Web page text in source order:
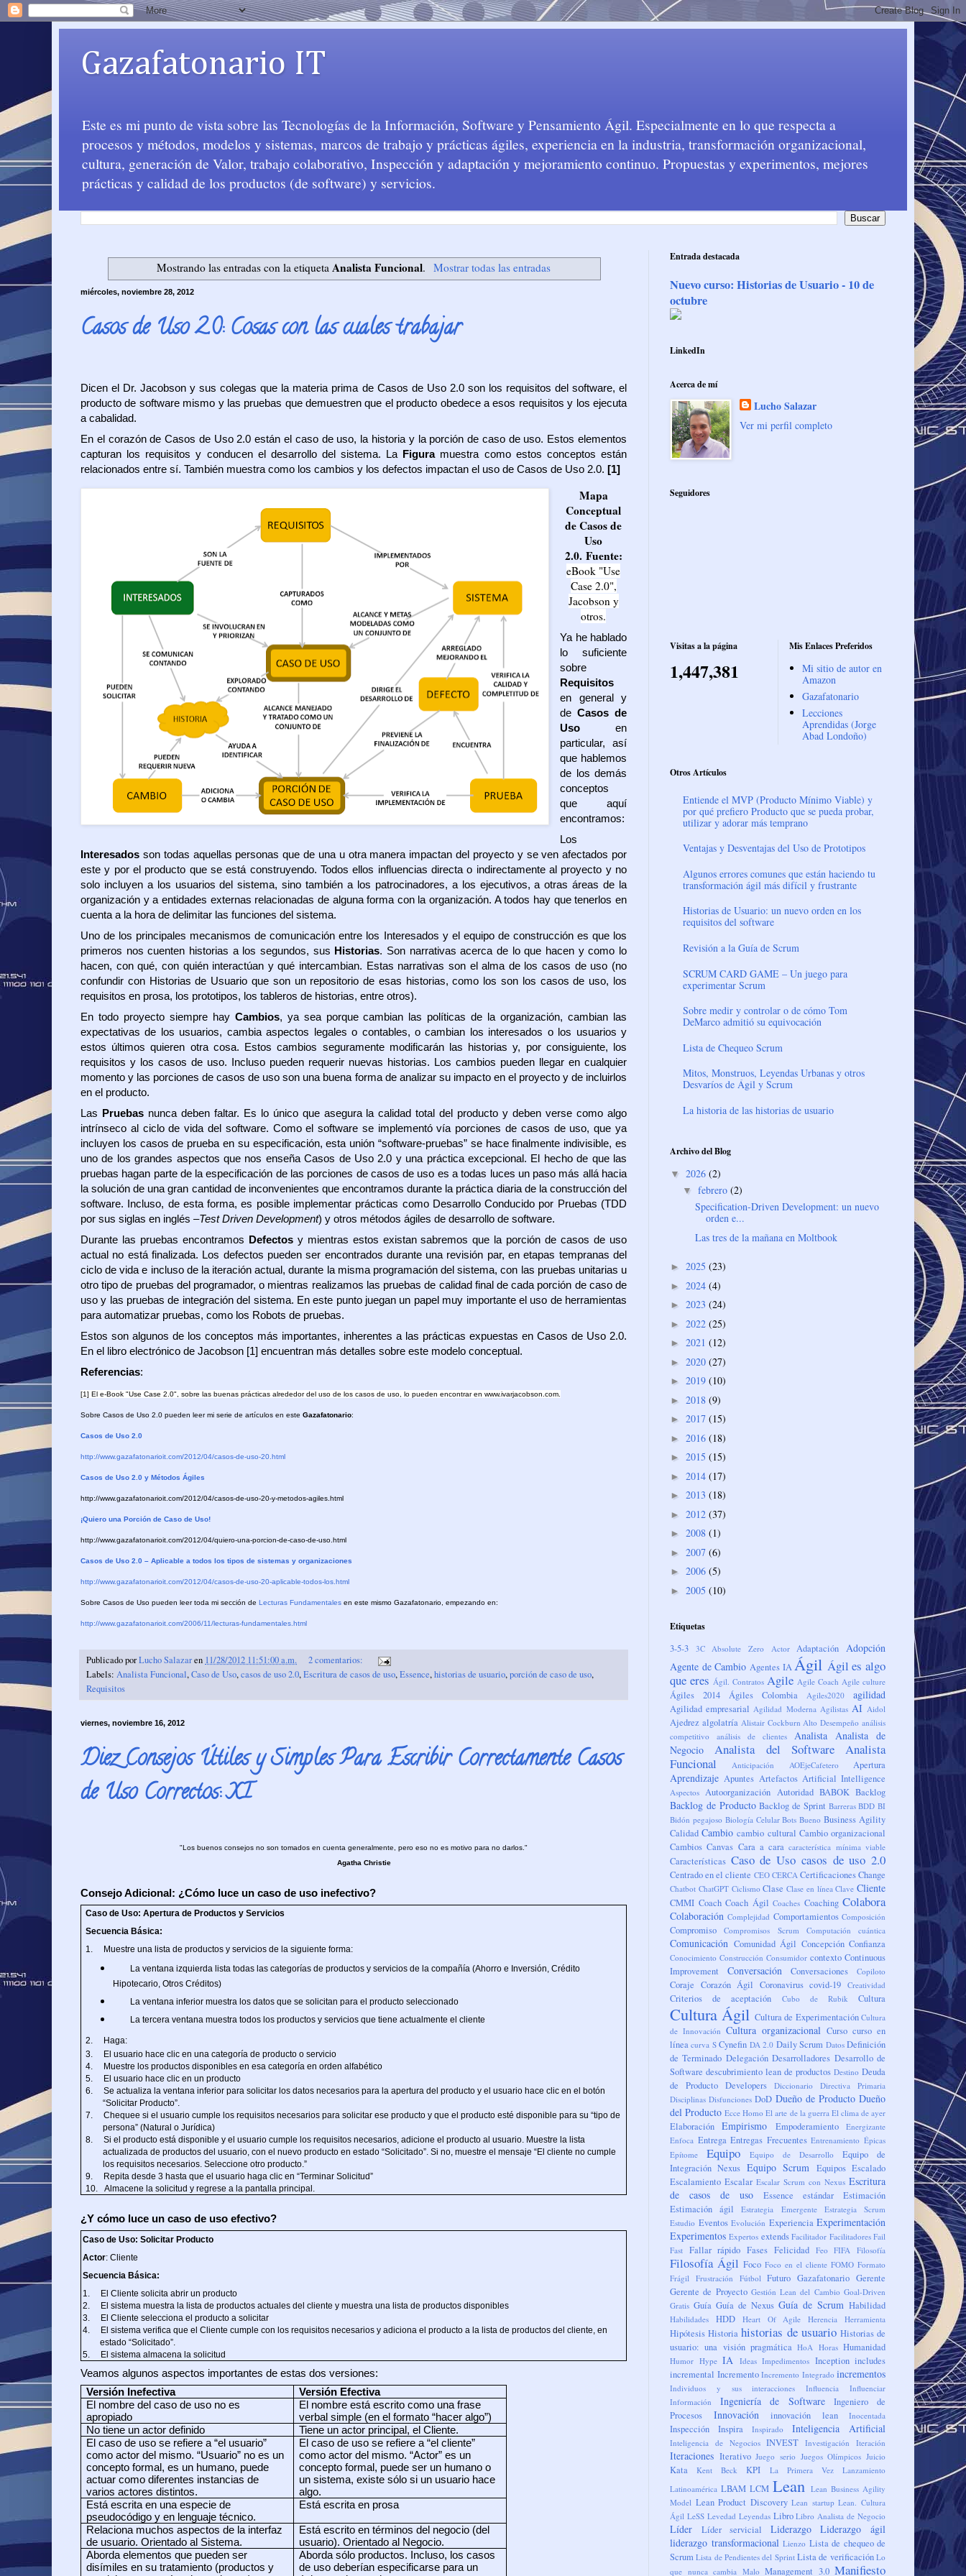
Gazafatonario IT
Este es mi punto de vista sobre las Tecnologías de la Información, Software y Pensamiento Ágil. Especialmente en lo que respecta a
procesos y métodos, modelos y sistemas, marcos de trabajo y prácticas ágiles, experiencia en la industria, transformación organizacional,
cultura, generación de Valor, trabajo colaborativo, Inspección y adaptación y mejoramiento continuo. Propuestas y experimentos, mejores
prácticas y calidad de los productos (de software) y servicios.
Mostrando las entradas con la etiquetaAnalista Funcional. Mostrar todas las entradas
miércoles, noviembre 28, 2012
Casos de Uso 2.0: Cosas con las cuales trabajar
Dicen el Dr. Jacobson y sus colegas que la materia prima de Casos de Uso 2.0 son los requisitos del software, el
producto de software mismo y las pruebas que demuestren que el producto obedece a esos requisitos y los ejecuta
a cabalidad.
En el corazón de Casos de Uso 2.0 están el caso de uso, la historia y la porción de caso de uso. Estos elementos
capturan los requisitos y conducen el desarrollo del sistema. La Figura muestra como estos conceptos están
relacionados entre sí. También muestra como los cambios y los defectos impactan el uso de Casos de Uso 2.0. [1]
Mapa
Conceptual
de Casos de
Uso
2.0. Fuente:
eBook "Use
Case 2.0",
Jacobson y
otros.
Ya he hablado
lo suficiente
sobre
Requisitos
en general y
deCasos de
Uso en
particular, así
que hablemos
de los demás
conceptos
que aquí
encontramos:
Los
Interesados son todas aquellas personas que de una u otra manera impactan del proyecto y se ven afectados por
este y por el producto que se está construyendo. Todos ellos influencias directa o indirectamente al proyecto y no
solo incluyen a los usuarios del sistema, sino también a los patrocinadores, a los ejecutivos, a otras áreas de la
organización y a entidades externas relacionadas de alguna forma con la organización. A todos hay que tenerlos en
cuenta a la hora de delimitar las funciones del sistema.
Uno de los principales mecanismos de comunicación entre los Interesados y el equipo de construcción es que los
primeros nos cuenten historias a los segundos, sus Historias. Son narrativas acerca de lo que hacen y como lo
hacen, con qué, con quién interactúan y qué intercambian. Estas narrativas son el alma de los casos de uso (no
confundir con Historias de Usuario que son un repositorio de esas historias, como los son los casos de uso, los
requisitos en prosa, los prototipos, los tableros de historias, entre otros).
En todo proyecto siempre hay Cambios, ya sea porque cambian las políticas de la organización, cambian las
expectativas de los usuarios, cambia aspectos legales o contables, o cambian los interesados o los usuarios y
estos últimos quieren otra cosa. Estos cambios seguramente modificarán las historias y, por consiguiente, los
requisitos y los casos de uso. Incluso pueden requerir nuevas historias. Los cambios pueden llegar en cualquier
momento y las porciones de casos de uso son una buena forma de analizar su impacto en el proyecto y de incluirlos
en el producto.
Las Pruebasnunca deben faltar. Es lo único que asegura la calidad total del producto y deben verse como algo
intrínseco al ciclo de vida del software. Como el software se implementó vía porciones de casos de uso, que ya
incluyen los casos de prueba en su especificación, esta unión “software-pruebas” se hace finalmente indivisible, es
uno de los grandes aspectos que nos enseña Casos de Uso 2.0 y una práctica excepcional. El hecho de que las
pruebas hagan parte de la especificación de las porciones de casos de uso es a todas luces un paso más allá hacia
la solución de una gran cantidad de inconvenientes que encontramos durante la práctica diaria de la construcción del
software. Incluso, de esta forma, es posible implementar prácticas como Desarrollo Conducido por Pruebas (TDD
por sus siglas en inglés –Test Driven Development) y otros métodos ágiles de desarrollo de software.
Durante las pruebas encontramos Defectosy mientras estos existan sabremos que la porción de casos de uso
actual no está finalizada. Los defectos pueden ser encontrados durante una revisión par, en etapas tempranas del
ciclo de vida e incluso de la iteración actual, durante la misma programación del sistema, con las pruebas unitarias u
otro tipo de pruebas del programador, o mientras realizamos las pruebas de calidad final de cada porción de caso de
uso y las pruebas de integración del sistema. En este punto juegan un papel muy importante el uso de herramientas
para automatizar pruebas, como los Robots de pruebas.
Estos son algunos de los conceptos más importantes, inherentes a las prácticas expuestas en Casos de Uso 2.0.
En el libro electrónico de Jacobson [1] encuentran más detalles sobre este modelo conceptual.
Referencias:
[1] El e-Book "Use Case 2.0", sobre las buenas prácticas alrededor del uso de los casos de uso, lo pueden encontrar en www.ivarjacobson.com.
Sobre Casos de Uso 2.0 pueden leer mi serie de artículos en este Gazafatonario:
Casos de Uso 2.0
http://www.gazafatonarioit.com/2012/04/casos-de-uso-20.html
Casos de Uso 2.0 y Métodos Ágiles
http://www.gazafatonarioit.com/2012/04/casos-de-uso-20-y-metodos-agiles.html
¡Quiero una Porción de Caso de Uso!
http://www.gazafatonarioit.com/2012/04/quiero-una-porcion-de-caso-de-uso.html
Casos de Uso 2.0 – Aplicable a todos los tipos de sistemas y organizaciones
http://www.gazafatonarioit.com/2012/04/casos-de-uso-20-aplicable-todos-los.html
Sobre Casos de Uso pueden leer toda mi sección de Lecturas Fundamentales en este mismo Gazafatonario, empezando en:
http://www.gazafatonarioit.com/2006/11/lecturas-fundamentales.html
Publicado porLucho Salazaren 11/28/2012 11:51:00 a.m.
2 comentarios:
Labels: Analista Funcional,Caso de Uso,casos de uso 2.0,Escritura de casos de uso,Essence,historias de usuario,porción de caso de uso,
Requisitos
viernes, noviembre 16, 2012
Diez Consejos Útiles y Simples Para Escribir Correctamente Casos
de Uso Correctos: XI
"Los buenos consejos no son tomados en cuenta generalmente, pero eso no es motivo para no darlos."
Agatha Christie
Consejo Adicional: ¿Cómo luce un caso de uso inefectivo?
Caso de Uso: Apertura de Productos y Servicios
Secuencia Básica:
1.
Muestre una lista de productos y servicios de la siguiente forma:
La ventana izquierda lista todas las categorías de productos y servicios de la compañía (Ahorro e Inversión, Crédito
Hipotecario, Otros Créditos)
La ventana inferior muestra los datos que se solicitan para el producto seleccionado
La tercera ventana muestra todos los productos y servicios que tiene actualmente el cliente
2.
Haga:
3.
El usuario hace clic en una categoría de producto o servicio
4.
Muestre los productos disponibles en esa categoría en orden alfabético
5.
El usuario hace clic en un producto
6.
Se actualiza la ventana inferior para solicitar los datos necesarios para la apertura del producto y el usuario hace clic en el botón
“Solicitar Producto”.
7.
Chequee si el usuario cumple los requisitos necesarios para solicitar ese producto y que el producto esté disponible para su “tipo de
persona” (Natural o Jurídica)
8.
Si el producto está disponible y el usuario cumple los requisitos necesarios, adicione el producto al usuario. Muestre la lista
actualizada de productos del usuario, con el nuevo producto en estado “Solicitado”. Si no, muestre el mensaje “El cliente no cumple
los requisitos necesarios. Seleccione otro producto.”
9.
Repita desde 3 hasta que el usuario haga clic en “Terminar Solicitud”
10.
Almacene la solicitud y regrese a la pantalla principal.
¿Y cómo luce un caso de uso efectivo?
Caso de Uso: Solicitar Producto
Actor: Cliente
Secuencia Básica:
1.
El Cliente solicita abrir un producto
2.
El sistema muestra la lista de productos actuales del cliente y muestra una lista de productos disponibles
3.
El Cliente selecciona el producto a solicitar
4.
El sistema verifica que el Cliente cumple con los requisitos necesarios y adiciona el producto a la lista de productos del cliente, en
estado “Solicitado”.
5.
El sistema almacena la solicitud
Veamos algunos aspectos importantes de estas dos versiones:
Versión Inefectiva
Versión Efectiva
El nombre del caso de uso no es
apropiado
El nombre está escrito como una frase
verbal simple (en el formato “hacer algo”)
No tiene un actor definido
Tiene un actor principal, el Cliente.
El caso de uso se refiere a “el usuario”
como actor del mismo. “Usuario” no es un
concepto formal, es un humano, puede
actuar como diferentes instancias de
varios actores distintos.
El caso de uso se refiere a “el cliente”
como actor del mismo. “Actor” es un
concepto formal, puede ser un humano o
un sistema, existe sólo si un usuario hace
algo.
Está escrita en una especie de
pseudocódigo y en lenguaje técnico.
Está escrita en prosa
Relaciona muchos aspectos de la interfaz
de usuario. Orientado al Sistema.
Está escrito en términos del negocio (del
usuario). Orientado al Negocio.
Aborda elementos que pueden ser
disímiles en su tratamiento (productos y
Aborda sólo productos. Incluso, los casos
de uso deberían especificarse para un
Entrada destacada
Nuevo curso: Historias de Usuario - 10 de
octubre
LinkedIn
Acerca de mí
Lucho Salazar
Ver mi perfil completo
Seguidores
Visitas a la página
1,447,381
Mis Enlaces Preferidos
Mi sitio de autor en
Amazon
Gazafatonario
Lecciones
Aprendidas (Jorge
Abad Londoño)
Otros Artículos
Entiende el MVP (Producto Mínimo Viable) y
por qué prefiero Producto que se pueda probar,
utilizar y adorar más temprano
Ventajas y Desventajas del Uso de Prototipos
Algunos errores comunes que están haciendo tu
transformación ágil más difícil y frustrante
Historias de Usuario: un nuevo orden en los
requisitos del software
Revisión a la Guía de Scrum
SCRUM CARD GAME – Un juego para
experimentar Scrum
Sobre medir y controlar o de cómo Tom
DeMarco admitió su equivocación
Lista de Chequeo Scrum
Mitos, Monstruos, Leyendas Urbanas y otros
Desvaríos de Ágil y Scrum
La historia de las historias de usuario
Archivo del Blog
▼ 2026 (2)
▼ febrero (2)
Specification-Driven Development: un nuevo
orden e...
Las tres de la mañana en Moltbook
► 2025 (23)
► 2024 (4)
► 2023 (24)
► 2022 (25)
► 2021 (12)
► 2020 (27)
► 2019 (10)
► 2018 (9)
► 2017 (15)
► 2016 (18)
► 2015 (15)
► 2014 (17)
► 2013 (18)
► 2012 (37)
► 2008 (1)
► 2007 (6)
► 2006 (5)
► 2005 (10)
Etiquetas
3-5-3
3C Absolute Zero Actor Adaptación Adopción
Agente de Cambio Agentes IA Ágil Ágil es algo
que eres Ágil. Contratos Agile Agile Coach Agile culture
Ágiles 2014 Ágiles Colombia Agiles2020 agilidad
Agilidad empresarial Agilidad Moderna Agilistas AI Aidol
Ajedrez algolatría Alistair Cockburn Alto Desempeño análisis
competitivo
análisis de clientes Analista Analista de
Negocio
Analista del Software
Analista
Funcional
Anticipación AOEjeCafetero Apertura
Aprendizaje Apuntes Artefactos Artificial Intelligence
Aspectos Autoorganización Autoridad BABOK Backlog
Backlog de Producto Backlog de Sprint Barreras BDD BI
Bidón pegajoso Biología Celular Bots Bueno Business Agility
Calidad Cambio cambio cultural Cambio organizacional
Cambios Canvas Cara a cara característica mínima viable
Características Caso de Uso casos de uso 2.0
Centrado en el cliente CEO CERCA CertificacionesChange
Chatbot ChatGPT Ciclismo Clase Clase en línea Clave Cliente
CMMI Coach Coach Ágil Coaches Coaching Colabora
Colaboración Complejidad Comportamientos Composición
Compromiso Compromisos Scrum Computación cuántica
Comunicación Comunidad Ágil Concepción Confianza
Conocimiento Construcción Consumidor contexto Continuous
Improvement
Conversación Conversaciones Copiloto
Coraje Corazón Ágil Coronavirus covid-19 Creatividad
Criterios de aceptación Cubo de Rubik Cultura
Cultura Ágil Cultura de Experimentación Cultura
de Innovación Cultura organizacional Curso curso en
línea curva S Cynefin DA 2.0 Daily Scrum Datos Definición
de Terminado Delegación Desarrolladores Desarrollo de
Software descubrimiento lean de productos Destino Deuda
de Producto Developers Diccionario
Directiva Primaria
Disciplinas Disfunciones DoD Dueño de Producto Dueño
del Producto Ecce Homo El arte de la guerra El clima de ayer
Elaboración Empirismo Empoderamiento
Energizante
Enfoca Entrega Entregas Frecuentes Entrenamiento Épicas
Epítome
Equipo Equipo de Desarrollo
Equipo de
Integración Nexus Equipo Scrum Equipos Escalado
Escalamiento Escalar Escalar Scrum con Nexus Escritura
de casos de uso
Essence estándar
Estimación
Estimación ágil
Estrategia Emergente
Estrategia Scrum
Estudio Eventos Evolución Experiencia Experimentación
Experimentos Expertos extends Facilitador Facilitadores Fail
Fast Fallar rápido Fases Felicidad Feo FIFA Filosofía
Filosofía Ágil Foco Foco en el cliente FOMO Formato
Frágil Frustración Fútbol Futuro Gazafatonario Gerente
Gerente de Proyecto Gestión Lean del Cambio Goal-Driven
Gratis Guía Guía de Nexus Guía de Scrum Habilidad
Habilidades HDD Heart Of Agile Herencia Herramienta
Hipótesis Historia historias de usuario Historias de
usuario: una visión pragmática HoA Horas Humanidad
Humor Hype IA Ideas Impedimentos Inception includes
incremental Incremento Incremento Integrado incrementos
Individuos y sus interacciones Influencia
Influenciar
Información
Ingeniería de Software
Ingeniero de
Procesos
Innovación innovación lean Inocentada
Inspección Inspira Inspirado Inteligencia Artificial
Inteligencia de Negocios INVEST Investigación Iteración
Iteraciones Iterativo Juego serio Juegos Olímpicos Juicio
Kata Kent Beck KPI La Primera Vez
Lanzamiento
Latinoamérica LBAM LCM Lean Lean Business Agility
Model Lean Product Discovery Lean startup Lean. Cultura
Ágil LeSS Levedad Leyendas Libro Libro Analista de Negocio
Líder Líder servicial Liderazgo
Liderazgo ágil
liderazgo transformacional Lienzo Lista de chequeo de
Scrum Lista de Pendientes del Sprint Lista de verificación Lo
que nunca cambia Malo Management 3.0 Manifiesto